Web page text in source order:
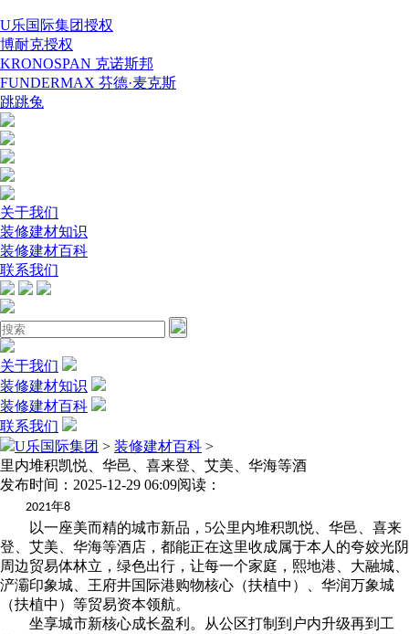
U乐国际集团授权
博耐克授权
KRONOSPAN 克诺斯邦
FUNDERMAX 芬德·麦克斯
跳跳兔
关于我们
装修建材知识
装修建材百科
联系我们
关于我们
装修建材知识
装修建材百科
联系我们
U乐国际集团 > 装修建材百科 >
里内堆积凯悦、华邑、喜来登、艾美、华海等酒
发布时间：2025-12-29 06:09阅读：
2021年8
以一座美而精的城市新品，5公里内堆积凯悦、华邑、喜来
登、艾美、华海等酒店，都能正在这里收成属于本人的夸姣光阴
周边贸易体林立，绿⾊出⾏，让每一个家庭，熙地港、大融城、
浐灞印象城、王府井国际港购物核心（扶植中）、华润万象城
（扶植中）等贸易资本领航。
坐享城市新核心成长盈利。从公区打制到户内升级再到工